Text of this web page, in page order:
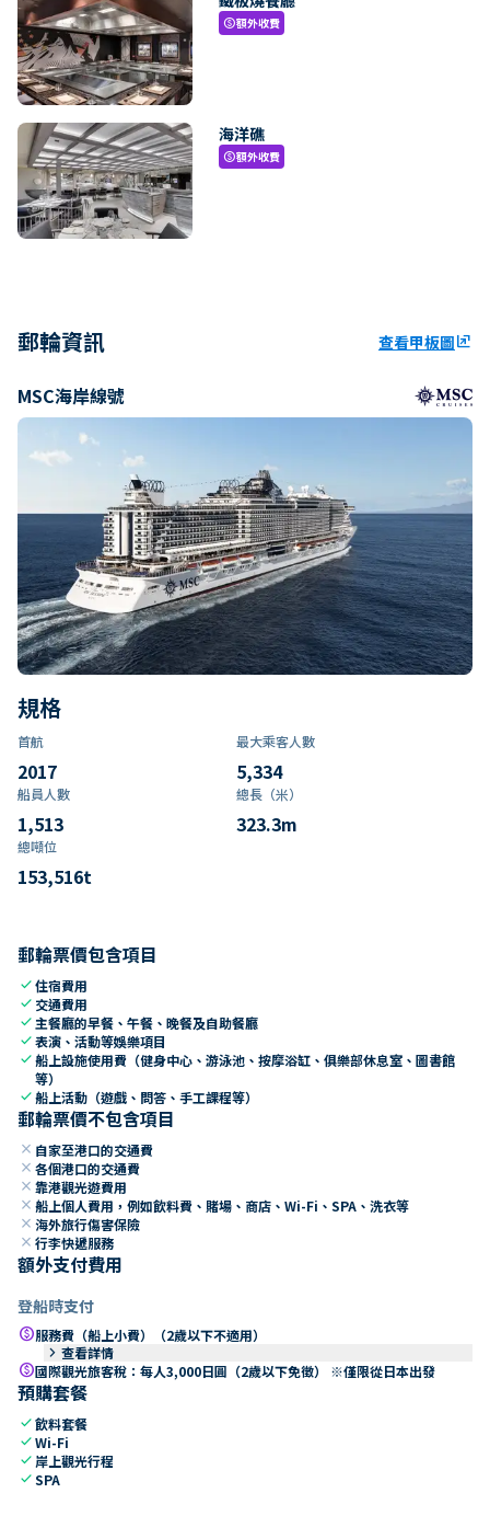
paid額外收費
海洋礁
paid額外收費
郵輪資訊 查看甲板圖ungroup
MSC海岸線號
規格
首航
2017
最大乘客人數
5,334
船員人數
1,513
總長（米）
323.3m
總噸位
153,516t
郵輪票價包含項目
check住宿費用
check 交通費用
check 主餐廳的早餐、午餐、晚餐及自助餐廳
check表演、活動等娛樂項目
check船上設施使用費（健身中心、游泳池、按摩浴缸、俱樂部休息室、圖書館
等）
check船上活動（遊戲、問答、手工課程等）
郵輪票價不包含項目
close 自家至港口的交通費
close 各個港口的交通費
close 靠港觀光遊費用
close 船上個人費用，例如飲料費、賭場、商店、Wi-Fi、SPA、洗衣等
close 海外旅行傷害保險
close 行李快遞服務
額外支付費用
登船時支付
paid服務費（船上小費）（2歲以下不適用）
keyboard_arrow_right 查看詳情
paid國際觀光旅客稅：每人3,000日圓（2歲以下免徵） ※僅限從日本出發
預購套餐
check飲料套餐
checkWi-Fi
check 岸上觀光行程
checkSPA